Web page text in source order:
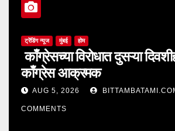
ट्रेंडिंग न्यूज मुंबई होम
काँग्रेसच्या विरोधात दुसऱ्या
काँग्रेस आक्रमक
AUG 5, 2026
COMMENTS